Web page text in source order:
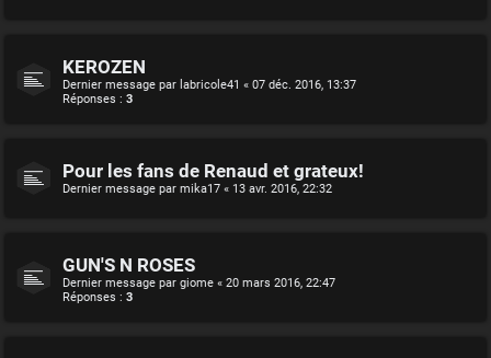
KEROZEN
Dernier message par labricole41 « 07 déc. 2016, 13:37
Réponses : 3
Pour les fans de Renaud et grateux!
Dernier message par mika17 « 13 avr. 2016, 22:32
GUN'S N ROSES
Dernier message par giome « 20 mars 2016, 22:47
Réponses : 3